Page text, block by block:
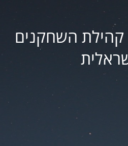
קהילת השחקנים